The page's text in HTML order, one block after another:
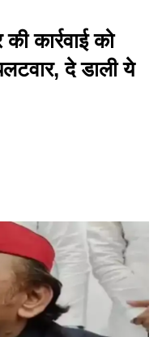
कार्रवाई को
दे डाली ये